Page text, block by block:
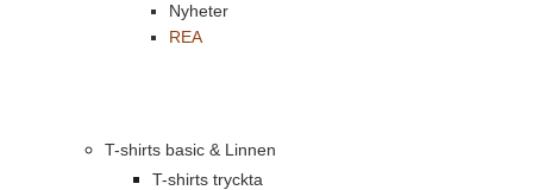
Nyheter
REA
T-shirts basic & Linnen
T-shirts tryckta